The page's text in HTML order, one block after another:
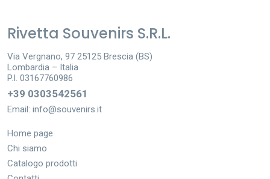
Rivetta Souvenirs S.R.L.
Via Vergnano, 97 25125 Brescia (BS)
Lombardia – Italia
P.I. 03167760986
+39 0303542561
Email: info@souvenirs.it
Home page
Chi siamo
Catalogo prodotti